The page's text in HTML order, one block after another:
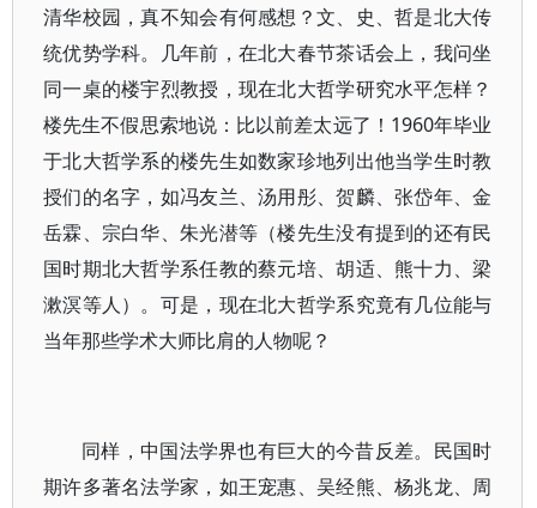
清华校园，真不知会有何感想？文、史、哲是北大传
统优势学科。几年前，在北大春节茶话会上，我问坐
同一桌的楼宇烈教授，现在北大哲学研究水平怎样？
楼先生不假思索地说：比以前差太远了！1960年毕业
于北大哲学系的楼先生如数家珍地列出他当学生时教
授们的名字，如冯友兰、汤用彤、贺麟、张岱年、金
岳霖、宗白华、朱光潜等（楼先生没有提到的还有民
国时期北大哲学系任教的蔡元培、胡适、熊十力、梁
漱溟等人）。可是，现在北大哲学系究竟有几位能与
当年那些学术大师比肩的人物呢？
同样，中国法学界也有巨大的今昔反差。民国时
期许多著名法学家，如王宠惠、吴经熊、杨兆龙、周